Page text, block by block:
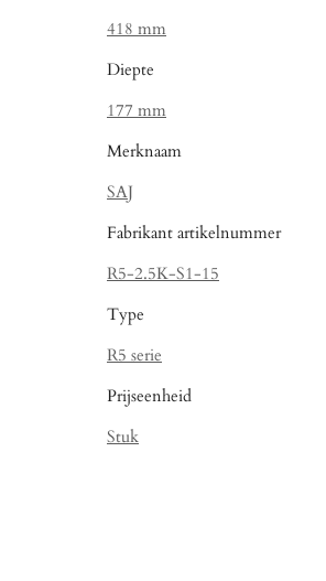
418 mm
Diepte
177 mm
Merknaam
SAJ
Fabrikant artikelnummer
R5-2.5K-S1-15
Type
R5 serie
Prijseenheid
Stuk